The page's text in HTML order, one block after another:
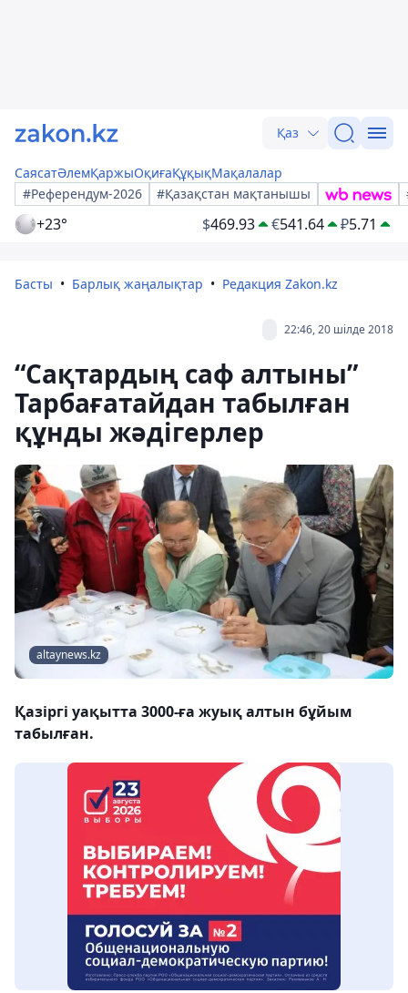
Қаз
СаясатӘлемҚаржыОқиғаҚұқықМақалалар
#Референдум-2026
#Қазақстан мақтанышы
+23° $469.93 €541.64 ₽5.71
Басты Барлық жаңалықтар Редакция Zakon.kz
22:46, 20 шілде 2018
“Сақтардың саф алтыны”
Тарбағатайдан табылған
құнды жәдігерлер
altaynews.kz
Қазіргі уақытта 3000-ға жуық алтын бұйым
табылған.